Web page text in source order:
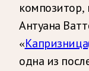
композитор,
Антуана
«Капризница
одна из